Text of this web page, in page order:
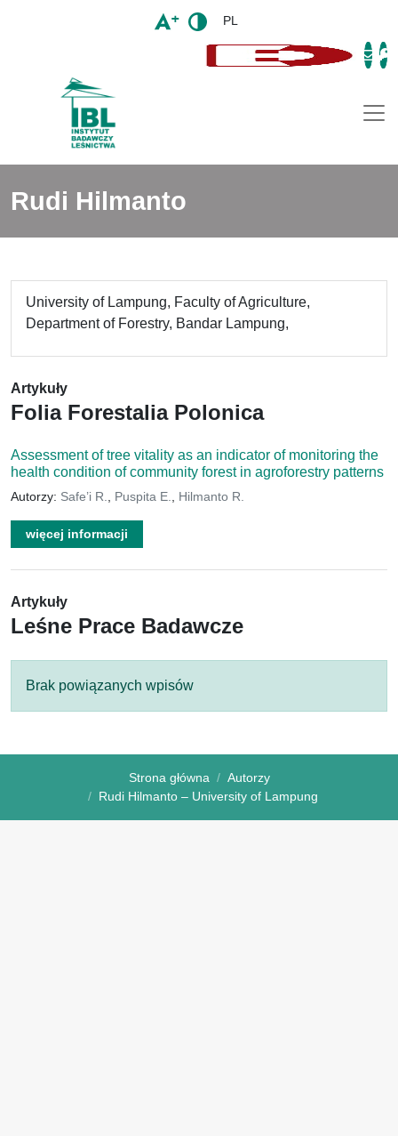
PL
Rudi Hilmanto
University of Lampung, Faculty of Agriculture,
Department of Forestry, Bandar Lampung,
Artykuły
Folia Forestalia Polonica
Assessment of tree vitality as an indicator of monitoring the
health condition of community forest in agroforestry patterns
Autorzy: Safe’i R. Puspita E. Hilmanto R.
więcej informacji
Artykuły
Leśne Prace Badawcze
Brak powiązanych wpisów
Strona główna
Autorzy
Rudi Hilmanto – University of Lampung